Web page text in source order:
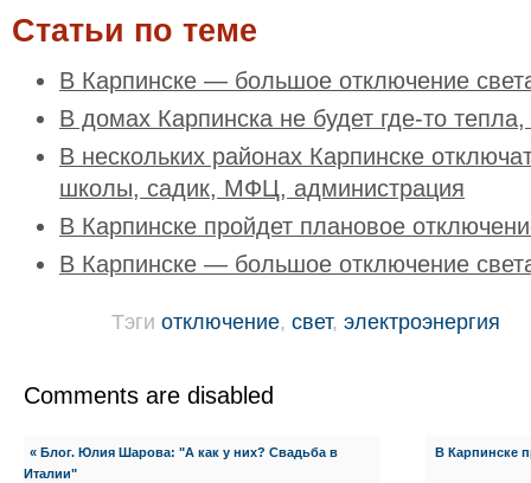
Статьи по теме
В Карпинске — большое отключение
В домах Карпинска не будет где-то тепла,
В нескольких районах Карпинске
школы, садик, МФЦ, администрация
В Карпинске пройдет плановое
В Карпинске — большое отключение
Тэги отключение, свет, электроэнергия
Comments are disabled
« Блог. Юлия Шарова: "А как у них? Свадьба в
Италии"
В Карпинске